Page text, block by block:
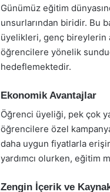
Günümüz eğitim
unsurlarından biridir. Bu
üyelikleri, genç bireylerin
öğrencilere yönelik
hedeflemektedir.
Ekonomik Avantajlar
Öğrenci üyeliği, pek çok
öğrencilere özel
daha uygun fiyatlarla
yardımcı olurken, eğitim
Zengin İçerik ve